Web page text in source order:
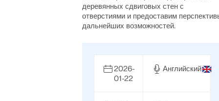
деревянных сдвиговых стен с
отверстиями и предоставим
дальнейших возможностей.
2026-
01-22
Английский